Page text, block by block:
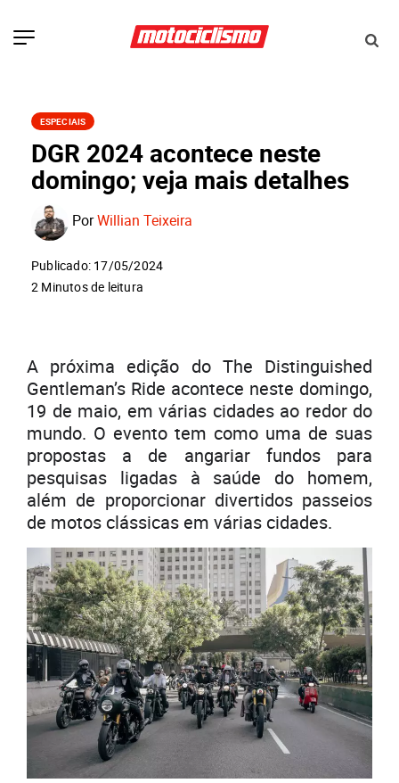
ESPECIAIS
DGR 2024 acontece neste
domingo; veja mais detalhes
PorWillian Teixeira
Publicado: 17/05/2024
2 Minutos de leitura
A próxima edição do The Distinguished
Gentleman’s Ride acontece neste domingo,
19 de maio, em várias cidades ao redor do
mundo. O evento tem como uma de suas
propostas a de angariar fundos para
pesquisas ligadas à saúde do homem,
além de proporcionar divertidos passeios
de motos clássicas em várias cidades.